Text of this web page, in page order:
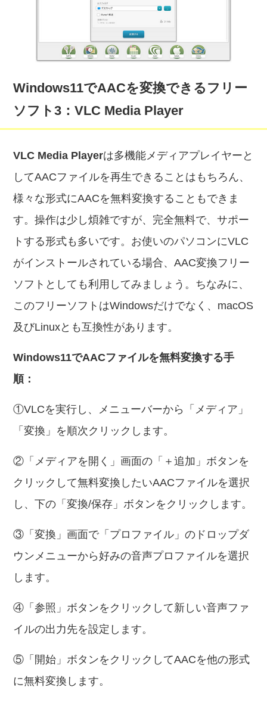
Windows11でAACを変換できるフリー
ソフト3：VLC Media Player
VLC Media Playerは多機能メディアプレイヤーと
してAACファイルを再生できることはもちろん、
様々な形式にAACを無料変換することもできま
す。操作は少し煩雑ですが、完全無料で、サポー
トする形式も多いです。お使いのパソコンにVLC
がインストールされている場合、AAC変換フリー
ソフトとしても利用してみましょう。ちなみに、
このフリーソフトはWindowsだけでなく、macOS
及びLinuxとも互換性があります。
Windows11でAACファイルを無料変換する手
順：
①VLCを実行し、メニューバーから「メディア」
「変換」を順次クリックします。
②「メディアを開く」画面の「＋追加」ボタンを
クリックして無料変換したいAACファイルを選択
し、下の「変換/保存」ボタンをクリックします。
③「変換」画面で「プロファイル」のドロップダ
ウンメニューから好みの音声プロファイルを選択
します。
④「参照」ボタンをクリックして新しい音声ファ
イルの出力先を設定します。
⑤「開始」ボタンをクリックしてAACを他の形式
に無料変換します。